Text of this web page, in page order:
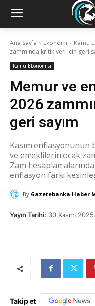
Ana Sayfa Ekonomi Kamu
zammında kritik veri için geri
Kamu Ekonomisi
Memur ve
2026
geri sayım
Kasım enflasyonunun
ve emeklilerin ocak
Zam
enflasyon farkı
By Gazetebanka Haber
Yayın Tarihi: 30 Kasım
Takip et